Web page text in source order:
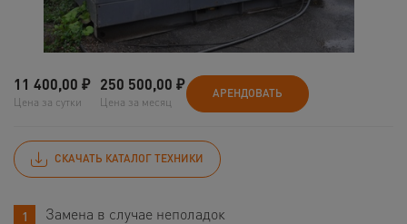
11 400,00 ₽
Цена за сутки
250 500,00 ₽
Цена за месяц
АРЕНДОВАТЬ
СКАЧАТЬ КАТАЛОГ ТЕХНИКИ
Замена в случае неполадок